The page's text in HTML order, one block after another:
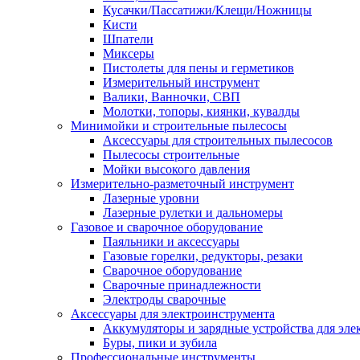
Кусачки/Пассатижи/Клещи/Ножницы
Кисти
Шпатели
Миксеры
Пистолеты для пены и герметиков
Измерительный инструмент
Валики, Ванночки, СВП
Молотки, топоры, киянки, кувалды
Минимойки и строительные пылесосы
Аксессуары для строительных пылесосов
Пылесосы строительные
Мойки высокого давления
Измерительно-разметочный инструмент
Лазерные уровни
Лазерные рулетки и дальномеры
Газовое и сварочное оборудование
Паяльники и аксессуары
Газовые горелки, редукторы, резаки
Сварочное оборудование
Сварочные принадлежности
Электроды сварочные
Аксессуары для электроинструмента
Аккумуляторы и зарядные устройства для
Буры, пики и зубила
Профессиональные инструменты